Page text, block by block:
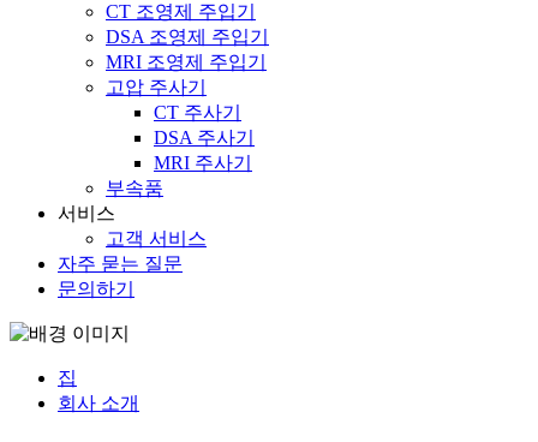
CT 조영제 주입기
DSA 조영제 주입기
MRI 조영제 주입기
고압 주사기
CT 주사기
DSA 주사기
MRI 주사기
부속품
서비스
고객 서비스
자주 묻는 질문
문의하기
집
회사 소개